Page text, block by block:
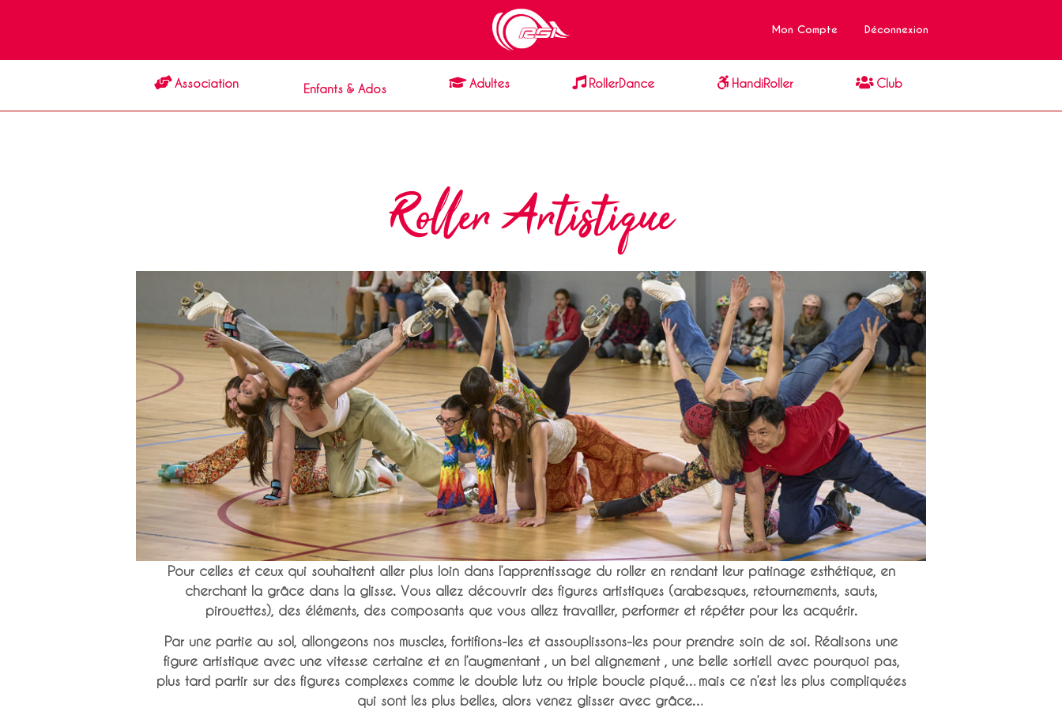
Mon Compte Déconnexion
Association Enfants & Ados Adultes RollerDance HandiRoller Club
RollerArtistique
Pour celles et ceux qui souhaitent aller plus loin dans l’apprentissage du roller en rendant leur patinage esthétique, en
cherchant la grâce dans la glisse. Vous allez découvrir des figures artistiques (arabesques, retournements, sauts,
pirouettes), des éléments, des composants que vous allez travailler, performer et répéter pour les acquérir.
Par une partie au sol, allongeons nos muscles, fortifions-les et assouplissons-les pour prendre soin de soi. Réalisons une
figure artistique avec une vitesse certaine et en l’augmentant , un bel alignement , une belle sortie!! avec pourquoi pas,
plus tard partir sur des figures complexes comme le double lutz ou triple boucle piqué…mais ce n’est les plus compliquées
qui sont les plus belles, alors venez glisser avec grâce…